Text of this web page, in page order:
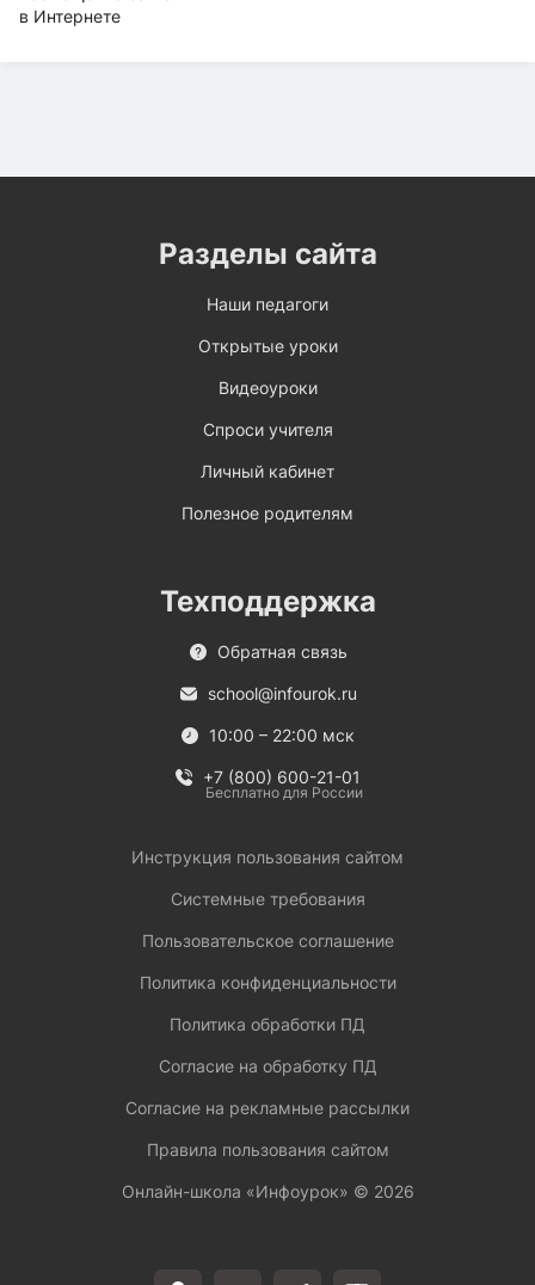
Разделы сайта
Наши педагоги
Открытые уроки
Видеоуроки
Спроси учителя
Личный кабинет
Полезное родителям
Техподдержка
Обратная связь
school@infourok.ru
10:00 – 22:00 мск
+7 (800) 600-21-01
Бесплатно для России
Инструкция пользования сайтом
Системные требования
Пользовательское соглашение
Политика конфиденциальности
Политика обработки ПД
Согласие на обработку ПД
Согласие на рекламные рассылки
Правила пользования сайтом
Онлайн-школа «Инфоурок» © 2026